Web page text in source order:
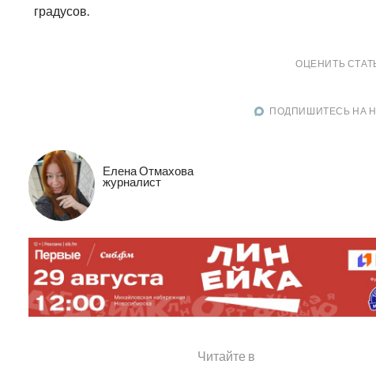
градусов.
ОЦЕНИТЬ
ПОДПИШИТЕСЬ НА
Елена Отмахова
журналист
Читайте в